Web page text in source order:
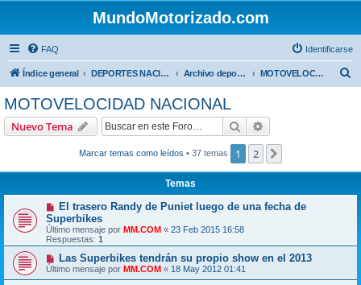
MundoMotorizado.com
FAQ Identificarse
Índice general DEPORTES NACIONALES Archivo deportes nacionales MOTOVELOCIDAD NACIONAL
MOTOVELOCIDAD NACIONAL
Nuevo Tema Buscar
Marcar temas como leídos • 37 temas 1 2
Temas
El trasero Randy de Puniet luego de una fecha de
Superbikes
Último mensaje por MM.COM « 23 Feb 2015 16:58
Respuestas: 1
Las Superbikes tendrán su propio show en el 2013
Último mensaje por MM.COM « 18 May 2012 01:41